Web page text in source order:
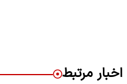
اخبار مرتبط